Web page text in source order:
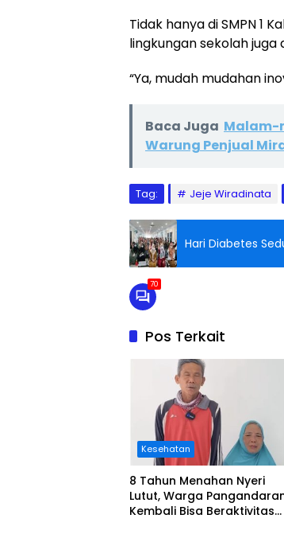
Tidak hanya di SMPN 1
lingkungan sekolah juga
“Ya, mudah mudahan
Baca Juga Malam-
Warung Penjual
Tag: Jeje Wiradinata
Hari Diabetes
70
Pos Terkait
Kesehatan
8 Tahun Menahan Nyeri
Lutut, Warga
Kembali Bisa Beraktivitas